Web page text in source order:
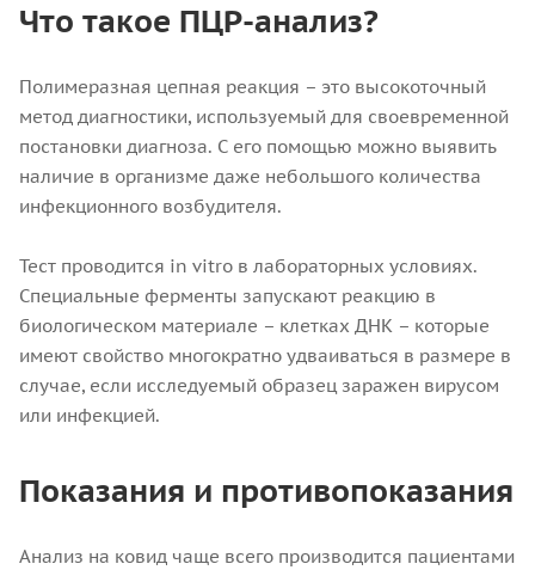
Что такое ПЦР-анализ?
Полимеразная цепная реакция – это высокоточный
метод диагностики, используемый для своевременной
постановки диагноза. С его помощью можно выявить
наличие в организме даже небольшого количества
инфекционного возбудителя.
Тест проводится in vitro в лабораторных условиях.
Специальные ферменты запускают реакцию в
биологическом материале – клетках ДНК – которые
имеют свойство многократно удваиваться в размере в
случае, если исследуемый образец заражен вирусом
или инфекцией.
Показания и противопоказания
Анализ на ковид чаще всего производится пациентами